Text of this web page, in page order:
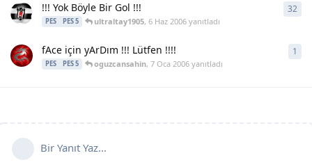
!!! Yok Böyle Bir Gol !!!
PES PES 5 ultraltay1905, 6 Haz 2006yanıtladı
32
fAce için yArDım !!! Lütfen !!!!
PES PES 5 oguzcansahin, 7 Oca 2006yanıtladı
1
Bir Yanıt Yaz...